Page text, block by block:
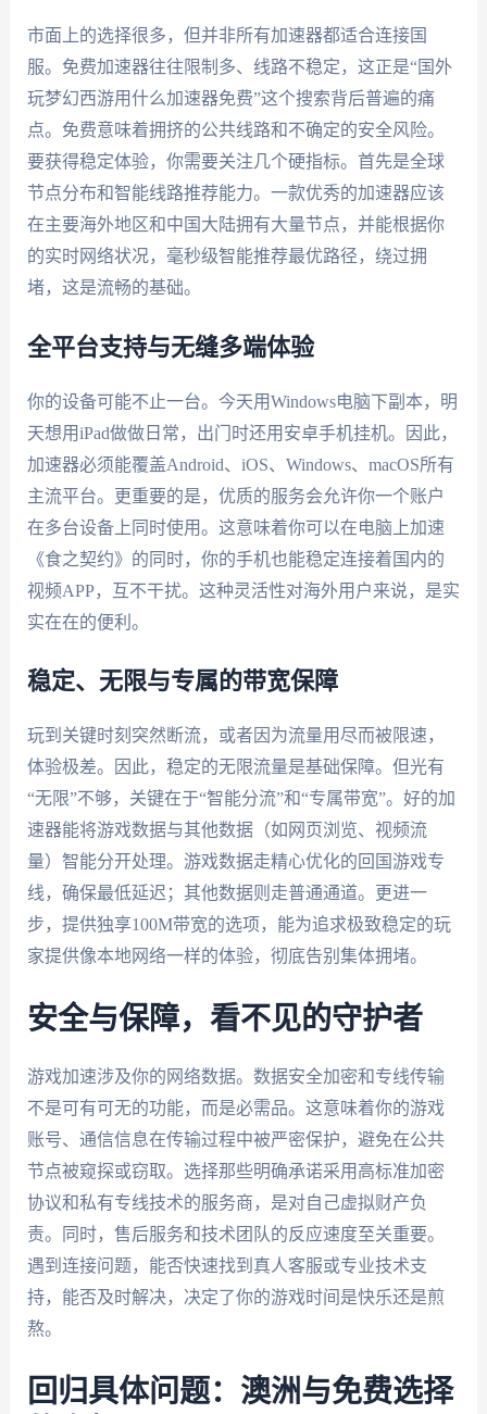
市面上的选择很多，但并非所有加速器都适合连接国
服。免费加速器往往限制多、线路不稳定，这正是“国外
玩梦幻西游用什么加速器免费”这个搜索背后普遍的痛
点。免费意味着拥挤的公共线路和不确定的安全风险。
要获得稳定体验，你需要关注几个硬指标。首先是全球
节点分布和智能线路推荐能力。一款优秀的加速器应该
在主要海外地区和中国大陆拥有大量节点，并能根据你
的实时网络状况，毫秒级智能推荐最优路径，绕过拥
堵，这是流畅的基础。
全平台支持与无缝多端体验
你的设备可能不止一台。今天用Windows电脑下副本，明
天想用iPad做做日常，出门时还用安卓手机挂机。因此，
加速器必须能覆盖Android、iOS、Windows、macOS所有
主流平台。更重要的是，优质的服务会允许你一个账户
在多台设备上同时使用。这意味着你可以在电脑上加速
《食之契约》的同时，你的手机也能稳定连接着国内的
视频APP，互不干扰。这种灵活性对海外用户来说，是实
实在在的便利。
稳定、无限与专属的带宽保障
玩到关键时刻突然断流，或者因为流量用尽而被限速，
体验极差。因此，稳定的无限流量是基础保障。但光有
“无限”不够，关键在于“智能分流”和“专属带宽”。好的加
速器能将游戏数据与其他数据（如网页浏览、视频流
量）智能分开处理。游戏数据走精心优化的回国游戏专
线，确保最低延迟；其他数据则走普通通道。更进一
步，提供独享100M带宽的选项，能为追求极致稳定的玩
家提供像本地网络一样的体验，彻底告别集体拥堵。
安全与保障，看不见的守护者
游戏加速涉及你的网络数据。数据安全加密和专线传输
不是可有可无的功能，而是必需品。这意味着你的游戏
账号、通信信息在传输过程中被严密保护，避免在公共
节点被窥探或窃取。选择那些明确承诺采用高标准加密
协议和私有专线技术的服务商，是对自己虚拟财产负
责。同时，售后服务和技术团队的反应速度至关重要。
遇到连接问题，能否快速找到真人客服或专业技术支
持，能否及时解决，决定了你的游戏时间是快乐还是煎
熬。
回归具体问题：澳洲与免费选择